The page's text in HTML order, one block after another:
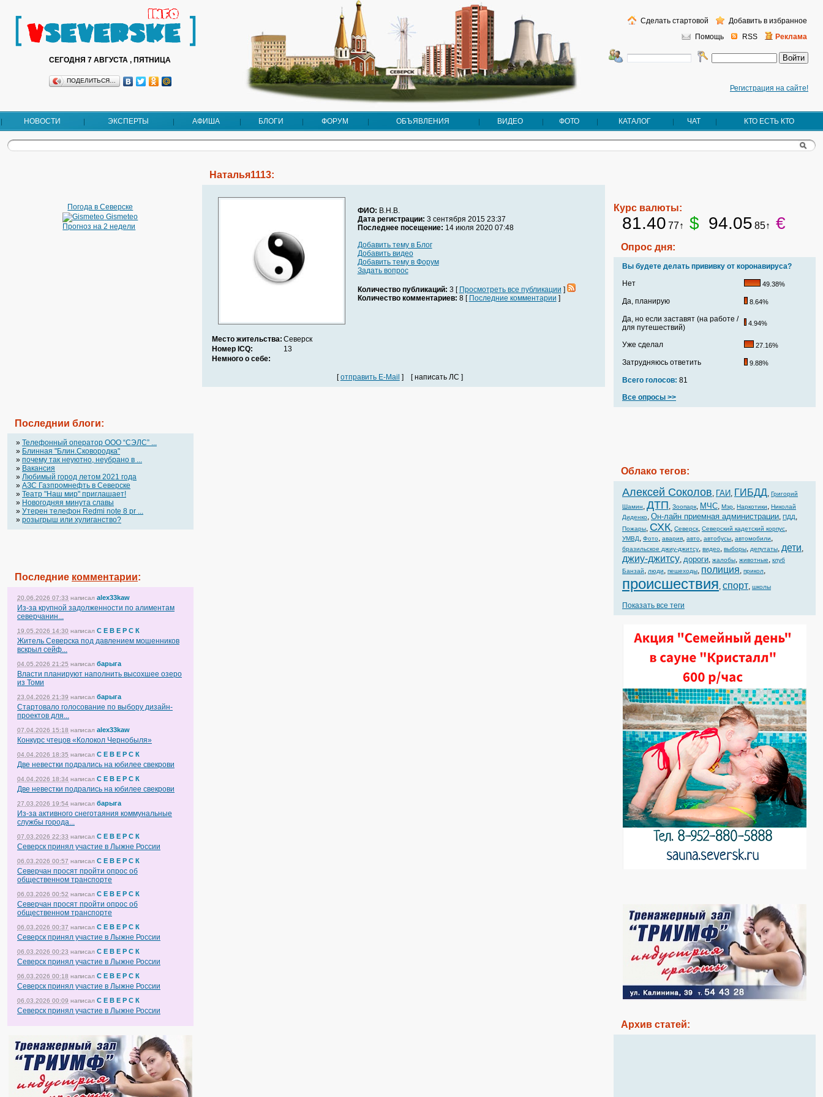
СЕГОДНЯ 7 АВГУСТА , ПЯТНИЦА
ПОДЕЛИТЬСЯ…
Регистрация на сайте!
Помощь RSS Реклама
Сделать стартовой Добавить в избранное
НОВОСТИ ЭКСПЕРТЫ АФИША БЛОГИ ФОРУМ ОБЪЯВЛЕНИЯ ВИДЕО ФОТО КАТАЛОГ ЧАТ КТО ЕСТЬ КТО
Погода в Северске
Gismeteo
Прогноз на 2 недели
Последнии блоги:
» Телефонный оператор OOO “СЭЛС” ...
» Блинная "Блин.Сковородка"
» почему так неуютно, неубрано в ...
» Вакансия
» Любимый город летом 2021 года
» АЗС Газпромнефть в Северске
» Театр "Наш мир" приглашает!
» Новогодняя минута славы
» Утерен телефон Redmi note 8 pr ...
» розыгрыш или хулиганство?
Последние комментарии:
20.06.2026 07:33 написал alex33kaw
Из-за крупной задолженности по алиментам
северчанин...
19.05.2026 14:30 написал С Е В Е Р С К
Житель Северска под давлением мошенников
вскрыл сейф...
04.05.2026 21:25 написал барыга
Власти планируют наполнить высохшее озеро
из Томи
23.04.2026 21:39 написал барыга
Стартовало голосование по выбору дизайн-
проектов для...
07.04.2026 15:18 написал alex33kaw
Конкурс чтецов «Колокол Чернобыля»
04.04.2026 18:35 написал С Е В Е Р С К
Две невестки подрались на юбилее свекрови
04.04.2026 18:34 написал С Е В Е Р С К
Две невестки подрались на юбилее свекрови
27.03.2026 19:54 написал барыга
Из-за активного снеготаяния коммунальные
службы города...
07.03.2026 22:33 написал С Е В Е Р С К
Северск принял участие в Лыжне России
06.03.2026 00:57 написал С Е В Е Р С К
Северчан просят пройти опрос об
общественном транспорте
06.03.2026 00:52 написал С Е В Е Р С К
Северчан просят пройти опрос об
общественном транспорте
06.03.2026 00:37 написал С Е В Е Р С К
Северск принял участие в Лыжне России
06.03.2026 00:23 написал С Е В Е Р С К
Северск принял участие в Лыжне России
06.03.2026 00:18 написал С Е В Е Р С К
Северск принял участие в Лыжне России
06.03.2026 00:09 написал С Е В Е Р С К
Северск принял участие в Лыжне России
Наталья1113:
ФИО: В.Н.В.
Дата регистрации: 3 сентября 2015 23:37
Последнее посещение: 14 июля 2020 07:48
Добавить тему в Блог
Добавить видео
Добавить тему в Форум
Задать вопрос
Количество публикаций: 3 [ Просмотреть все публикации ]
Количество комментариев: 8 [ Последние комментарии ]
Место жительства: Северск
Номер ICQ:
13
Немного о себе:
[отправить E-Mail ] [ написать ЛС ]
Курс валюты:
81.40 77↑ $ 94.05 85↑ €
Опрос дня:
Вы будете делать прививку от коронавируса?
Нет
49.38%
Да, планирую 8.64%
Да, но если заставят (на работе /
для путешествий)
4.94%
Уже сделал 27.16%
Затрудняюсь ответить 9.88%
Всего голосов: 81
Все опросы >>
Облако тегов:
Алексей Соколов, ГАИ, ГИБДД, Григорий
Шамин, ДТП, Зоопарк, МЧС, Мэр, Наркотики, Николай
Диденко, Он-лайн приемная администрации, ПДД,
Пожары, СХК, Северск, Северский кадетский корпус,
УМВД, Фото, авария, авто, автобусы, автомобили,
бразильское джиу-джитсу, видео, выборы, депутаты, дети,
джиу-джитсу, дороги, жалобы, животные, клуб
Банзай, люди, пешеходы, полиция, прикол,
происшествия, спорт, школы
Показать все теги
Архив статей: